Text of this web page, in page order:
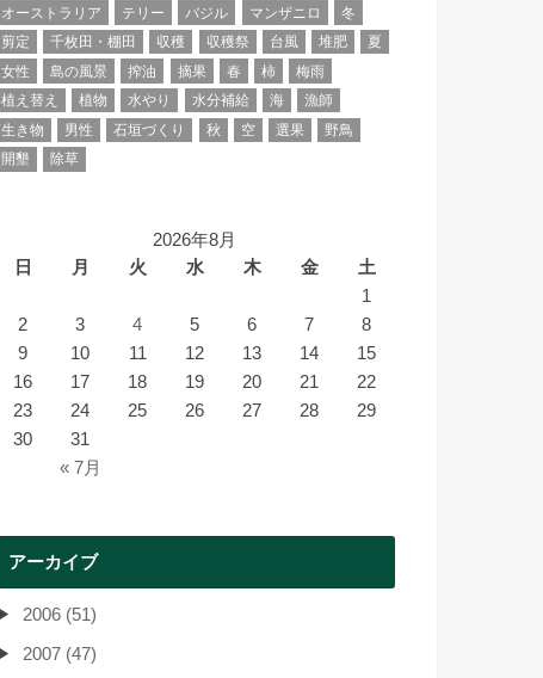
オーストラリア
テリー バジル マンザニロ
冬
剪定
千枚田・棚田 収穫 収穫祭 台風 堆肥
夏
女性
島の風景 搾油 摘果 春 柿
梅雨
植え替え
植物 水やり 水分補給 海
漁師
生き物
男性 石垣づくり 秋 空 選果
野鳥
開墾
除草
2026年8月
日
月 火 水 木 金 土
« 7月
1
2
3 4 5 6 7
8
9
10 11 12 13 14
15
16
17 18 19 20 21
22
23
24 25 26 27 28
29
30
31
アーカイブ
2006 (51)
2007 (47)